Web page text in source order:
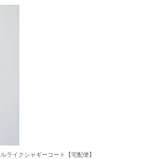
ライクシャギーコート【宅配便】